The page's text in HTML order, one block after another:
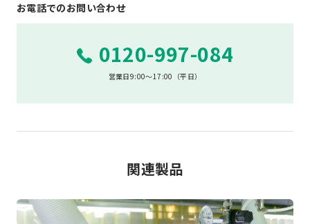
お電話でのお問い合わせ
0120-997-084
営業日9:00～17:00（平日）
関連製品